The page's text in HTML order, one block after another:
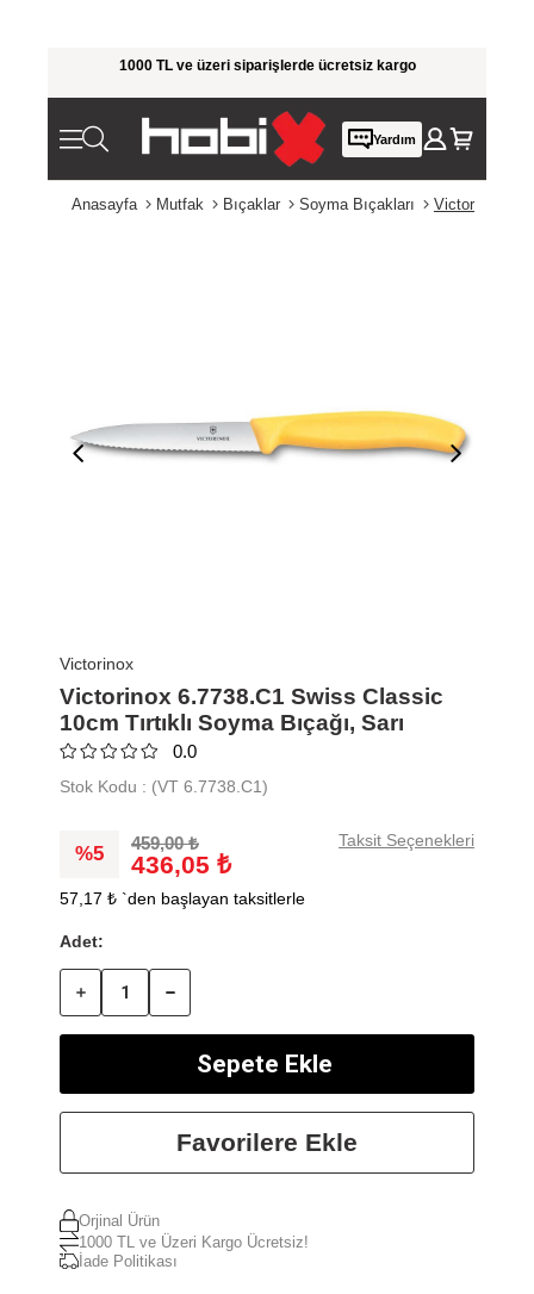
1000 TL ve üzeri siparişlerde ücretsiz kargo
Yardım
Anasayfa Mutfak Bıçaklar Soyma Bıçakları
Victorinox
Victorinox 6.7738.C1 Swiss Classic
10cm Tırtıklı Soyma Bıçağı, Sarı
0.0
Stok Kodu (VT 6.7738.C1)
5 459,00 ₺
436,05 ₺
Taksit Seçenekleri
57,17 ₺ `den başlayan taksitlerle
Favorilere Ekle
Orjinal Ürün
1000 TL ve Üzeri Kargo Ücretsiz!
İade Politikası